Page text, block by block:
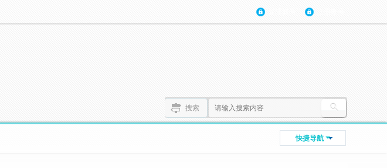
搜索
快捷导航